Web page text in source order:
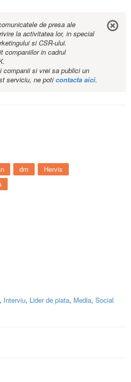
de presa ale
la activitatea lor, in special
si CSR-ului.
companiilor in cadrul
companii si vrei sa publici un
serviciu, ne poticontacta aici.
dm
Hervis
, Interviu, Lider de piata, Media, Social